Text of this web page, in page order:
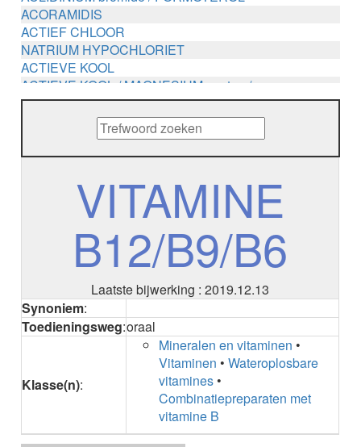
ACORAMIDIS
ACTIEF CHLOOR
NATRIUM HYPOCHLORIET
ACTIEVE KOOL
ACTIEVE KOOL / MAGNESIUM zouten /
METHENAMINE
ADALIMUMAB
ADAPALEEN
ADAPALEEN / BENZOYLPEROXIDE
ADENOSINE
AFLIBERCEPT parenteraal
AFLIBERCEPT intravitreaal
AGALSIDASE alfa
AGALSIDASE bèta
AGOMELATINE
ALBUTREPENONACOG ALFA
Stollingsfactor IX; Factor IX
ALECTINIB
VITAMINE
B12/B9/B6
Laatste bijwerking : 2019.12.13
Synoniem:
Toedieningsweg:oraal
Klasse(n):
Mineralen en vitaminen •
Vitaminen •Wateroplosbare
vitamines •
Combinatiepreparaten met
vitamine B